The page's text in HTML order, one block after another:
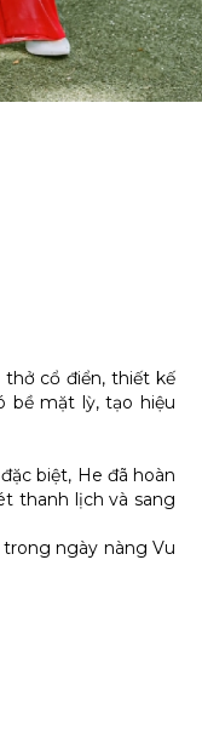
thở cổ điển, thiết kế
bề mặt lỳ, tạo hiệu
biệt, He đã hoàn
thanh lịch và sang
ngày nàng Vu